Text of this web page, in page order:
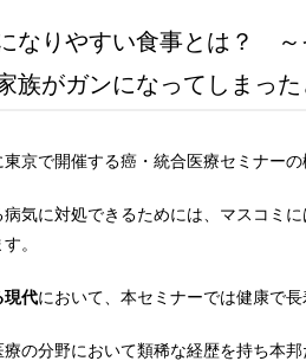
なりやすい食事とは？ ～
がガンになってしまった
京で開催する癌・統合医療セミナーの
気に対処できるためには、マスコミ
。
現代において、本セミナーでは健康で
の分野において類稀な経歴を持ち本